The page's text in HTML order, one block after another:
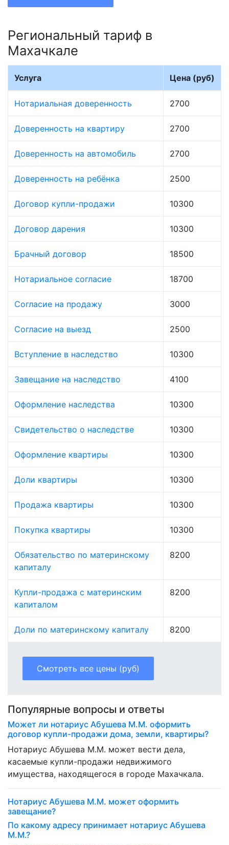
Региональный тариф в
Махачкале
Услуга Цена (руб)
Нотариальная доверенность 2700
Доверенность на квартиру 2700
Доверенность на автомобиль 2700
Доверенность на ребёнка 2500
Договор купли-продажи 10300
Договор дарения 10300
Брачный договор 18500
Нотариальное согласие 18700
Согласие на продажу 3000
Согласие на выезд 2500
Вступление в наследство 10300
Завещание на наследство 4100
Оформление наследства 10300
Свидетельство о наследстве 10300
Оформление квартиры 10300
Доли квартиры 10300
Продажа квартиры 10300
Покупка квартиры 10300
Обязательство по материнскому
капиталу
8200
Купли-продажа с материнским
капиталом
8200
Доли по материнскому капиталу 8200
Смотреть все цены (руб)
Популярные вопросы и ответы
Может ли нотариус Абушева М.М. оформить
договор купли-продажи дома, земли, квартиры?
Нотариус Абушева М.М. может вести дела,
касаемые купли-продажи недвижимого
имущества, находящегося в городе Махачкала.
Нотариус Абушева М.М. может оформить
завещание?
По какому адресу принимает нотариус Абушева
М.М.?